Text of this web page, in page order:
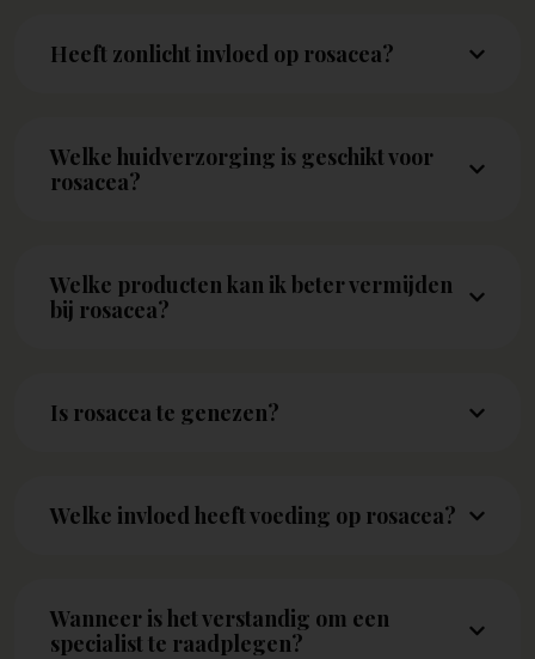
Heeft zonlicht invloed op rosacea?
Welke huidverzorging is geschikt voor
rosacea?
Welke producten kan ik beter vermijden
bij rosacea?
Is rosacea te genezen?
Welke invloed heeft voeding op rosacea?
Wanneer is het verstandig om een
specialist te raadplegen?